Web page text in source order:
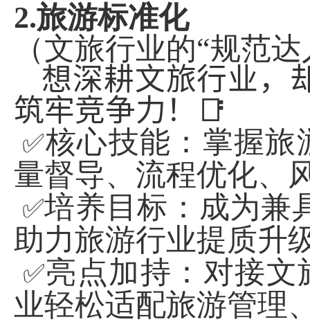
2.旅游标准化
（文旅行业的“规范
想深耕文旅行业，
筑牢竞争力！
📑
✅核心技能：掌握旅
量督导、流程优化、
✅培养目标：成为兼
助力旅游行业提质升
✅亮点加持：对接
业轻松适配旅游管理